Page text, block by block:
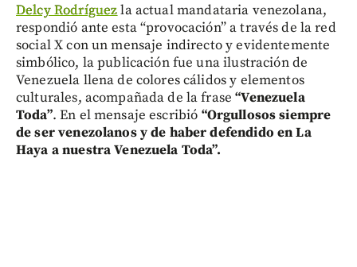
Delcy Rodríguezla actual mandataria venezolana,
respondió ante esta “provocación” a través de la red
social X con un mensaje indirecto y evidentemente
simbólico, la publicación fue una ilustración de
Venezuela llena de colores cálidos y elementos
culturales, acompañada de la frase“Venezuela
Toda”. En el mensaje escribió “Orgullosos siempre
de ser venezolanos y de haber defendido en La
Haya a nuestra Venezuela Toda”.